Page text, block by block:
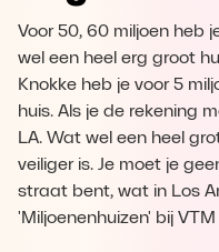
Voor 50, 60 miljoen heb
wel een heel erg groot
Knokke heb je voor 5
huis. Als je de rekening
LA. Wat wel een heel
veiliger is. Je moet je
straat bent, wat in Los
'Miljoenenhuizen' bij